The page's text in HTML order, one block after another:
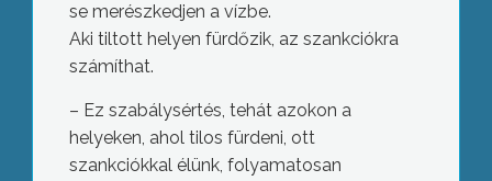
se merészkedjen a vízbe.
Aki tiltott helyen fürdőzik, az szankciókra
számíthat.
– Ez szabálysértés, tehát azokon a
helyeken, ahol tilos fürdeni, ott
szankciókkal élünk, folyamatosan